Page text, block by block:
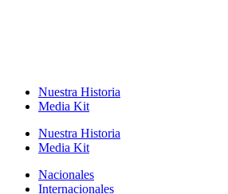
Nuestra Historia
Media Kit
Nuestra Historia
Media Kit
Nacionales
Internacionales